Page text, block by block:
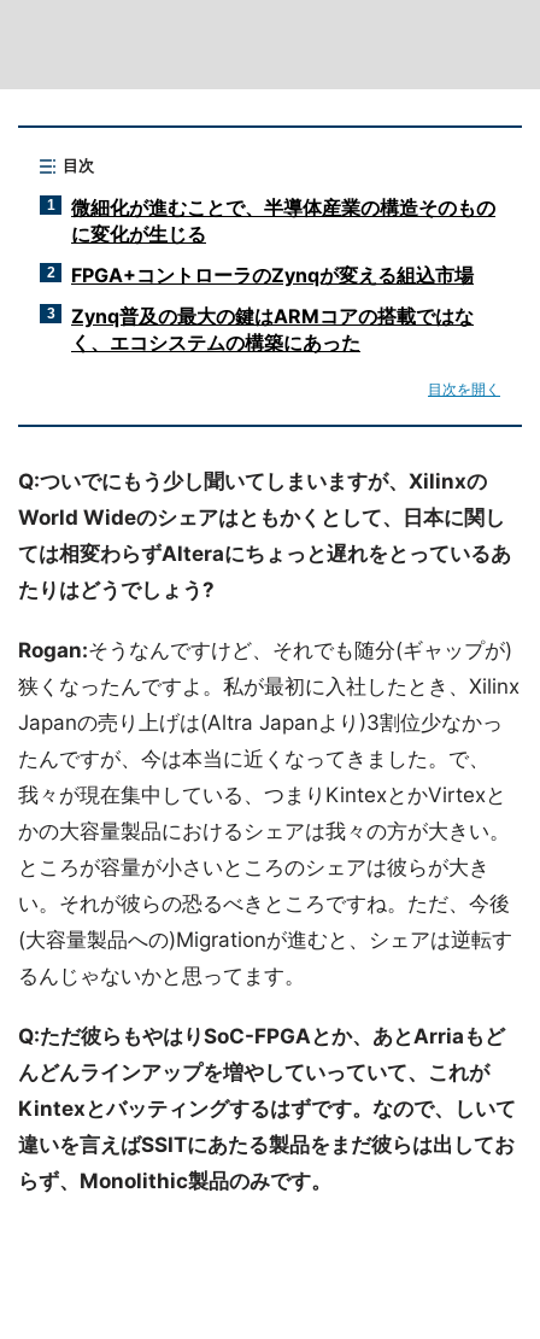
目次
1
微細化が進むことで、半導体産業の構造そのもの
に変化が生じる
2 FPGA+コントローラのZynqが変える組込市場
3
Zynq普及の最大の鍵はARMコアの搭載ではな
く、エコシステムの構築にあった
目次を開く
Q:ついでにもう少し聞いてしまいますが、Xilinxの
World Wideのシェアはともかくとして、日本に関し
ては相変わらずAlteraにちょっと遅れをとっているあ
たりはどうでしょう?
Rogan:そうなんですけど、それでも随分(ギャップが)
狭くなったんですよ。私が最初に入社したとき、Xilinx
Japanの売り上げは(Altra Japanより)3割位少なかっ
たんですが、今は本当に近くなってきました。で、
我々が現在集中している、つまりKintexとかVirtexと
かの大容量製品におけるシェアは我々の方が大きい。
ところが容量が小さいところのシェアは彼らが大き
い。それが彼らの恐るべきところですね。ただ、今後
(大容量製品への)Migrationが進むと、シェアは逆転す
るんじゃないかと思ってます。
Q:ただ彼らもやはりSoC-FPGAとか、あとArriaもど
んどんラインアップを増やしていっていて、これが
Kintexとバッティングするはずです。なので、しいて
違いを言えばSSITにあたる製品をまだ彼らは出してお
らず、Monolithic製品のみです。